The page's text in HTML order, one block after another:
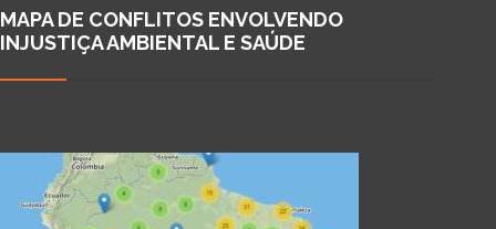
MAPA DE CONFLITOS ENVOLVENDO
INJUSTIÇA AMBIENTAL E SAÚDE